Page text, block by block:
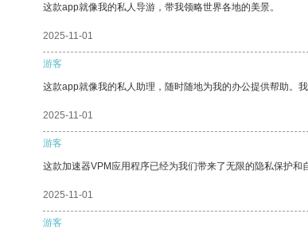
这款app就像我的私人导游，带我领略世界各地的美景。
2025-11-01
游客
这款app就像我的私人助理，随时随地为我的办公提供帮助。
2025-11-01
游客
这款加速器VPM应用程序已经为我们带来了无限的隐私保护和
2025-11-01
游客